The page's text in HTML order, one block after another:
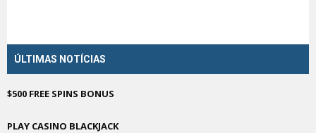
ÚLTIMAS NOTÍCIAS
$500 FREE SPINS BONUS
PLAY CASINO BLACKJACK